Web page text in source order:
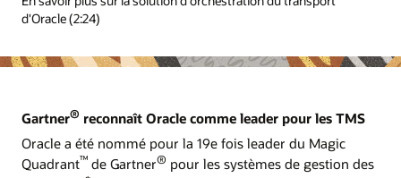
d'Oracle (2:24)
Gartner® reconnaît Oracle comme leader pour les TMS
Oracle a été nommé pour la 19e fois leader du Magic
Quadrant™ de Gartner® pour les systèmes de gestion des